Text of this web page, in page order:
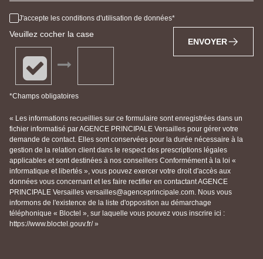
J'accepte les conditions d'utilisation de données
Veuillez cocher la case
*Champs obligatoires
ENVOYER
« Les informations recueillies sur ce formulaire sont enregistrées dans un
fichier informatisé par AGENCE PRINCIPALE Versailles pour gérer votre
demande de contact. Elles sont conservées pour la durée nécessaire à la
gestion de la relation client dans le respect des prescriptions légales
applicables et sont destinées à nos conseillers Conformément à la loi «
informatique et libertés », vous pouvez exercer votre droit d'accès aux
données vous concernant et les faire rectifier en contactant AGENCE
PRINCIPALE Versailles versailles@agenceprincipale.com. Nous vous
informons de l'existence de la liste d'opposition au démarchage
téléphonique « Bloctel », sur laquelle vous pouvez vous inscrire ici :
https://www.bloctel.gouv.fr/ »